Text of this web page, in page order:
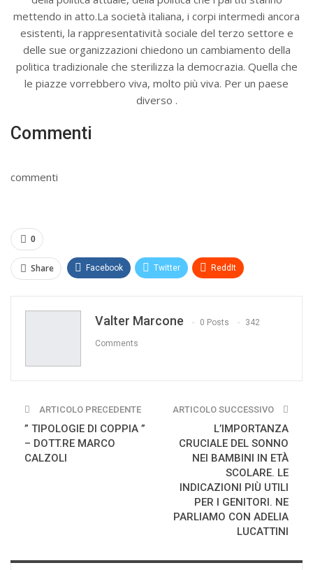
mettendo in atto.La società italiana, i corpi intermedi ancora
esistenti, la rappresentatività sociale del terzo settore e
delle sue organizzazioni chiedono un cambiamento della
politica tradizionale che sterilizza la democrazia. Quella che
le piazze vorrebbero viva, molto più viva. Per un paese
diverso .
Commenti
commenti
0
Share Facebook Twitter ReddIt
Valter Marcone 0 Posts 342
Comments
ARTICOLO PRECEDENTE
” TIPOLOGIE DI COPPIA ”
– DOTT.RE MARCO
CALZOLI
ARTICOLO SUCCESSIVO
L’IMPORTANZA
CRUCIALE DEL SONNO
NEI BAMBINI IN ETÀ
SCOLARE. LE
INDICAZIONI PIÙ UTILI
PER I GENITORI. NE
PARLIAMO CON ADELIA
LUCATTINI